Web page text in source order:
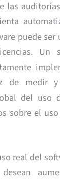
las
puede
Un
de medir
del uso
sobre el
real del